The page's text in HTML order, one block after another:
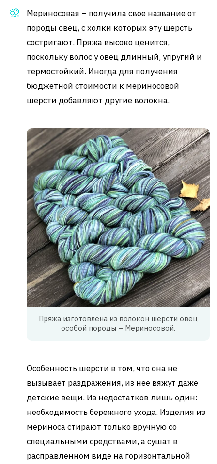
Мериносовая – получила свое название от
породы овец, с холки которых эту шерсть
состригают. Пряжа высоко ценится,
поскольку волос у овец длинный, упругий и
термостойкий. Иногда для получения
бюджетной стоимости к мериносовой
шерсти добавляют другие волокна.
Пряжа изготовлена из волокон шерсти овец
особой породы – Мериносовой.
Особенность шерсти в том, что она не
вызывает раздражения, из нее вяжут даже
детские вещи. Из недостатков лишь один:
необходимость бережного ухода. Изделия из
мериноса стирают только вручную со
специальными средствами, а сушат в
расправленном виде на горизонтальной